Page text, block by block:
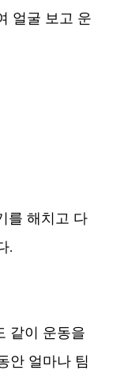
얼굴 보고 운
를 해치고 다
.
같이 운동을
안 얼마나 팀